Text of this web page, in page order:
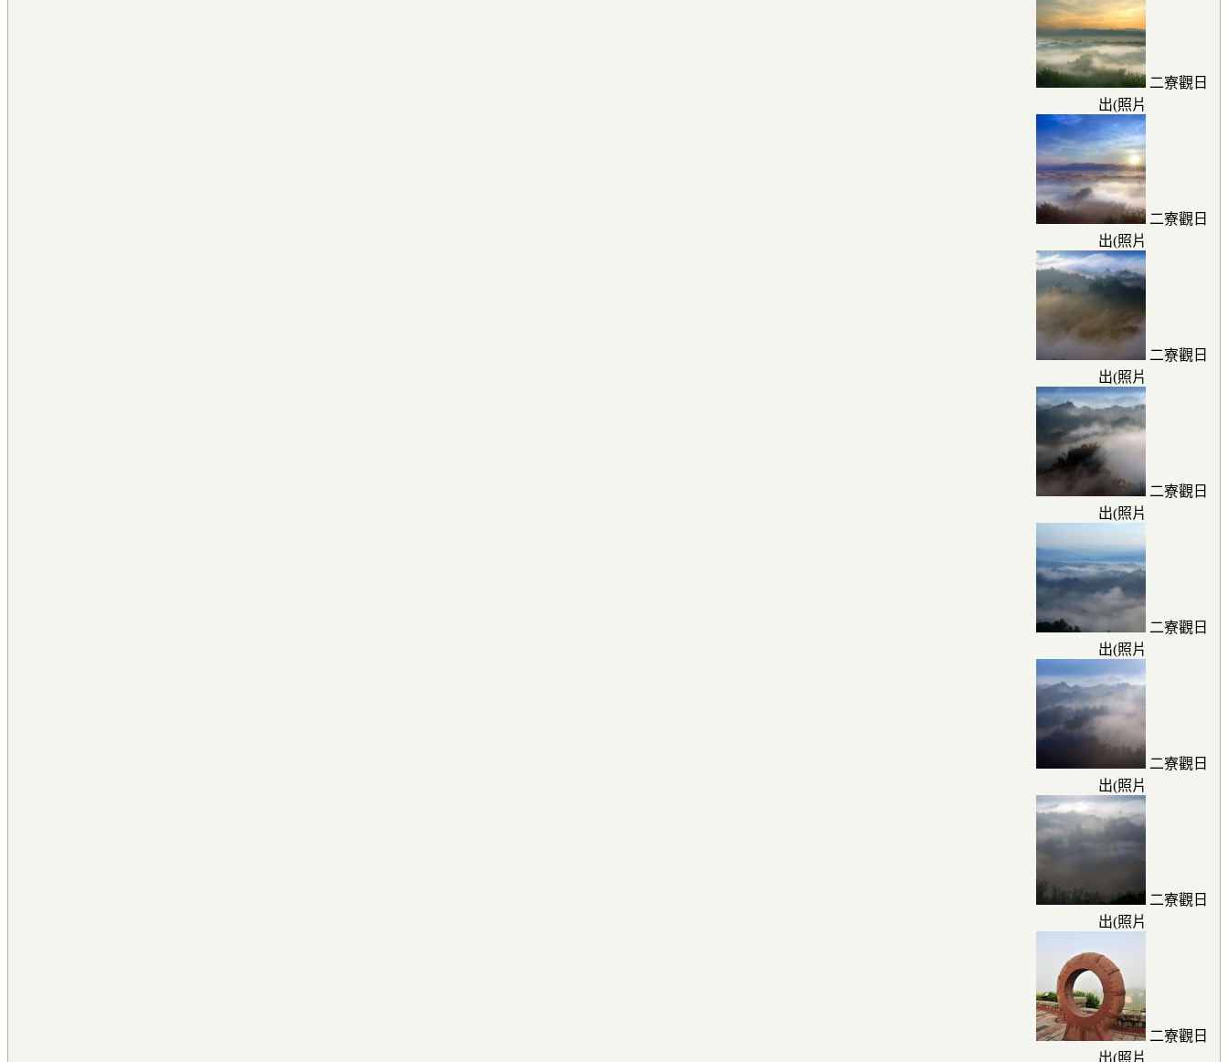
二寮觀日
出(照片
二寮觀日
出(照片
二寮觀日
出(照片
二寮觀日
出(照片
二寮觀日
出(照片
二寮觀日
出(照片
二寮觀日
出(照片
二寮觀日
出(照片